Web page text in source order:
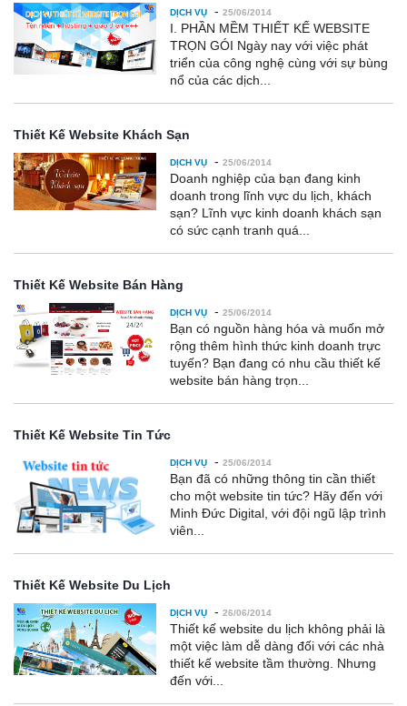
DỊCH VỤ - 25/06/2014
I. PHẦN MỀM THIẾT KẾ WEBSITE
TRỌN GÓI Ngày nay với việc phát
triển của công nghệ cùng với sự bùng
nổ của các dịch...
Thiết Kế Website Khách Sạn
DỊCH VỤ - 25/06/2014
Doanh nghiệp của bạn đang kinh
doanh trong lĩnh vực du lịch, khách
sạn? Lĩnh vực kinh doanh khách sạn
có sức cạnh tranh quá...
Thiết Kế Website Bán Hàng
DỊCH VỤ - 25/06/2014
Bạn có nguồn hàng hóa và muốn mở
rộng thêm hình thức kinh doanh trực
tuyến? Bạn đang có nhu cầu thiết kế
website bán hàng trọn...
Thiết Kế Website Tin Tức
DỊCH VỤ - 25/06/2014
Bạn đã có những thông tin cần thiết
cho một website tin tức? Hãy đến với
Minh Đức Digital, với đội ngũ lập trình
viên...
Thiết Kế Website Du Lịch
DỊCH VỤ - 26/06/2014
Thiết kế website du lịch không phải là
một việc làm dễ dàng đối với các nhà
thiết kế website tầm thường. Nhưng
đến với...